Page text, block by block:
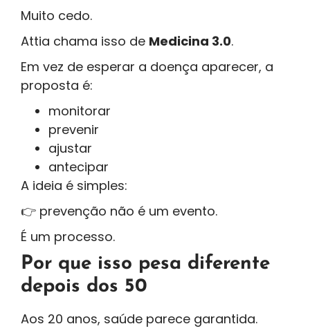
Muito cedo.
Attia chama isso de Medicina 3.0.
Em vez de esperar a doença aparecer, a
proposta é:
monitorar
prevenir
ajustar
antecipar
A ideia é simples:
👉 prevenção não é um evento.
É um processo.
Por que isso pesa diferente
depois dos 50
Aos 20 anos, saúde parece garantida.